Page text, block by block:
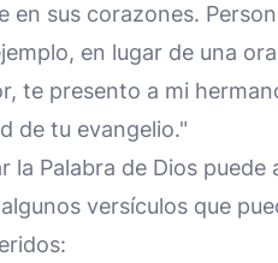
en sus corazones.
en lugar de una
te presento a mi
de tu evangelio."
la Palabra de Dios puede
versículos que